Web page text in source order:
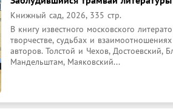
Книжный сад, 2026, 335 стр.
В книгу известного московского
творчестве, судьбах и
авторов. Толстой и Чехов, Достоевский,
Мандельштам, Маяковский...